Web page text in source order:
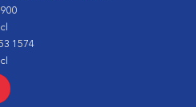
1574